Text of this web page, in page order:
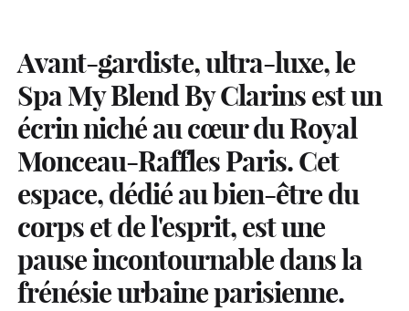
Avant-gardiste, ultra-luxe, le
Spa My Blend By Clarins est un
écrin niché au cœur du Royal
Monceau-Raffles Paris. Cet
espace, dédié au bien-être du
corps et de l'esprit, est une
pause incontournable dans la
frénésie urbaine parisienne.